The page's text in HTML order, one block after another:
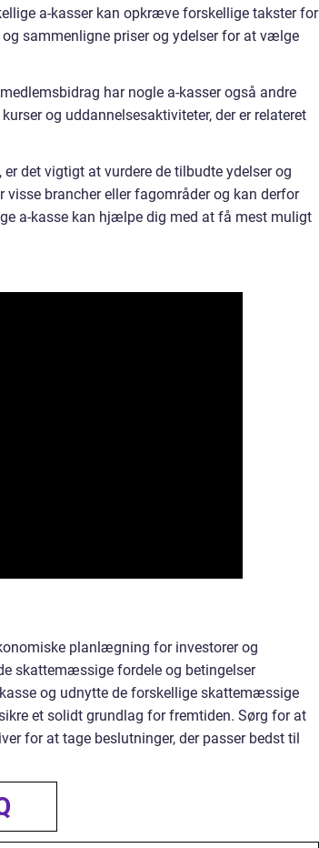
a-kasser kan opkræve forskellige takster for
sammenligne priser og ydelser for at vælge
har nogle a-kasser også andre
og uddannelsesaktiviteter, der er relateret
det vigtigt at vurdere de tilbudte ydelser og
visse brancher eller fagområder og kan derfor
a-kasse kan hjælpe dig med at få mest muligt
planlægning for investorer og
skattemæssige fordele og betingelser
og udnytte de forskellige skattemæssige
et solidt grundlag for fremtiden. Sørg for at
for at tage beslutninger, der passer bedst til